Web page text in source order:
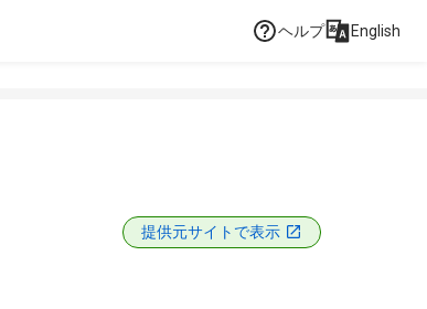
ヘルプ English
提供元サイトで表示